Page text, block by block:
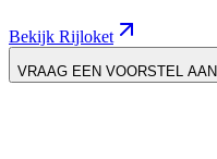
Bekijk Rijloket
VRAAG EEN VOORSTEL AAN